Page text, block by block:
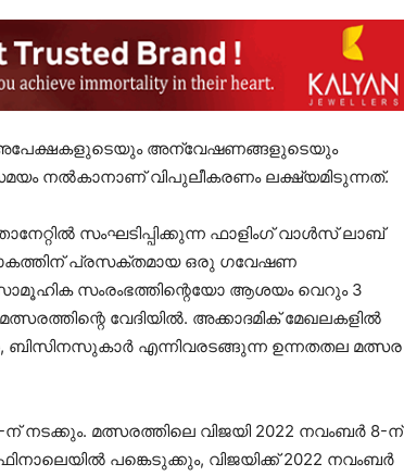
അപേക്ഷകളുടെയും അന്വേഷണങ്ങളുടെയും
നൽകാനാണ് വിപുലീകരണം ലക്ഷ്യമിടുന്നത്.
സംഘടിപ്പിക്കുന്ന ഫാളിംഗ് വാൾസ് ലാബ്
പ്രസക്തമായ ഒരു ഗവേഷണ
സംരംഭത്തിന്റെയോ ആശയം വെറും 3
വേദിയിൽ. അക്കാദമിക് മേഖലകളിൽ
എന്നിവരടങ്ങുന്ന ഉന്നതതല മത്സര
നടക്കും. മത്സരത്തിലെ വിജയി 2022 നവംബർ 8-ന്
പങ്കെടുക്കും, വിജയിക്ക് 2022 നവംബർ